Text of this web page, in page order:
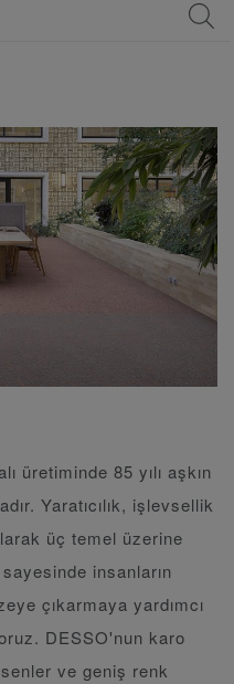
üretiminde 85 yılı aşkın
Yaratıcılık, işlevsellik
üç temel üzerine
insanların
çıkarmaya yardımcı
DESSO'nun karo
ve geniş renk